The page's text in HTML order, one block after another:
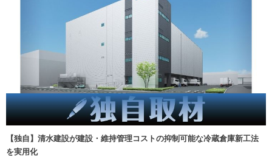
【独自】清水建設が建設・維持管理コストの抑制可能な冷蔵倉庫新工法
を実用化